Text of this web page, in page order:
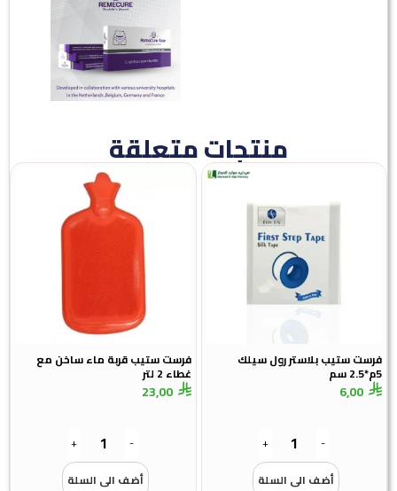
منتجات متعلقة
فرست ستيب بلاستر رول سيلك
5م*2.5 سم
6,00
-
+
أضف الى السلة
فرست ستيب قربة ماء ساخن مع
غطاء 2 لتر
23,00
-
+
أضف الى السلة